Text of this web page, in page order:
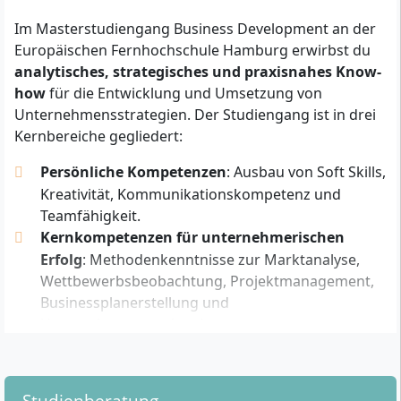
für das Fernstudium?
Du benötigst für die Zulassung zum Master Business
Development einenabgeschlossenen ersten
Hochschulabschluss(z. B. Bachelor oder Diplom) in
beliebiger Fachrichtung sowie Berufserfahrung.
Zusätzlich werdenEnglischkenntnisse
da ein Teil der Literatur und Studieninhalte in
englischer Sprache vermittelt wird. EinNumerus
clausus (NC) wird nicht verlangt
ersten Hochschulabschluss verfügst, kannst du dich
über dasMaster-Einstiegsprogrammmit
entsprechender qualifizierter Berufserfahrung und
einer Eignungsprüfung bewerben.
analytisches Denkvermögenmitbringen und bereit
Im Masterstudiengang Business Development an der
Europäischen Fernhochschule Hamburg erwirbst du
analytisches, strategisches und praxisnahes Know-
howfür die Entwicklung und Umsetzung von
Unternehmensstrategien. Der Studiengang ist in drei
Kernbereiche gegliedert:
Persönliche Kompetenzen: Ausbau von Soft Skills,
Kreativität, Kommunikationskompetenz und
Teamfähigkeit.
Kernkompetenzen für unternehmerischen
Erfolg: Methodenkenntnisse zur Marktanalyse,
Wettbewerbsbeobachtung, Projektmanagement,
Businessplanerstellung und
Geschäftsmodelle, Implementierung neuer